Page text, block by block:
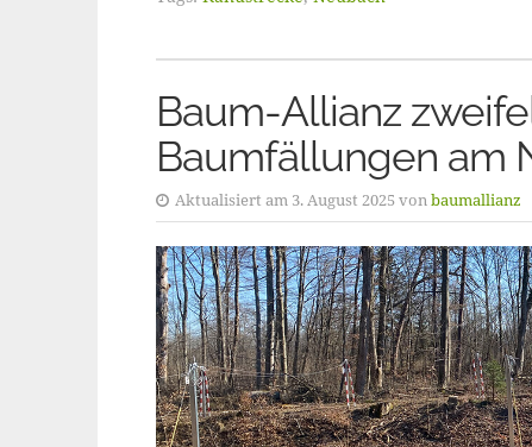
Baum-Allianz
Baumfällungen am
Aktualisiert am 3. August 2025 vonbaumallianz